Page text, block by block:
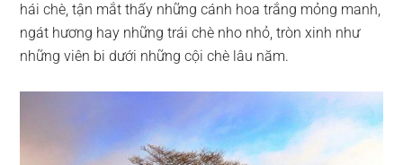
hái chè, tận mắt thấy những cánh hoa trắng mỏng manh,
ngát hương hay những trái chè nho nhỏ, tròn xinh như
những viên bi dưới những cội chè lâu năm.